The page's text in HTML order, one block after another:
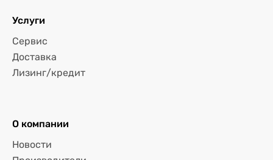
Услуги
Сервис
Доставка
Лизинг/кредит
О компании
Новости